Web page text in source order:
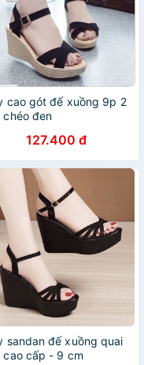
cao gót đế xuồng 9p 2
chéo đen
127.400 đ
sandan đế xuồng quai
cao cấp - 9 cm